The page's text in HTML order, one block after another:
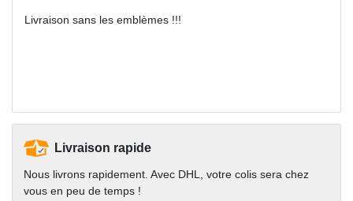
Livraison sans les emblèmes !!!
Livraison rapide
Nous livrons rapidement. Avec DHL, votre colis sera chez
vous en peu de temps !